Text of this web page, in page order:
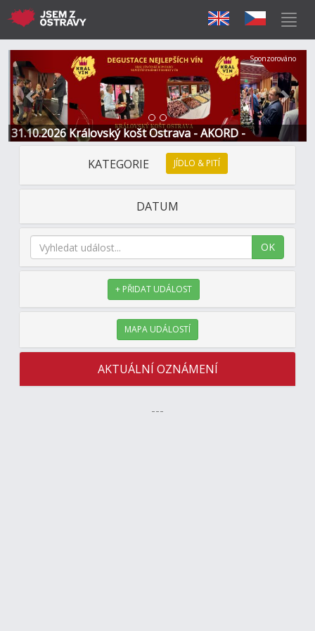
31.10.2026 Královský košt Ostrava - AKORD -
Restaurace a Hotel
Předchozí Další
Sponzorováno
KATEGORIE JÍDLO & PITÍ
DATUM
OK
+ PŘIDAT UDÁLOST
MAPA UDÁLOSTÍ
AKTUÁLNÍ OZNÁMENÍ
---